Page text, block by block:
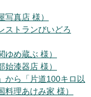
写真店 様）
ストランびいどろ
ゆめ蔵ぶ 様）
始漆器店 様）
から「片道100キロ以
料理あけみ家 様）